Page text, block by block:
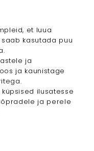
et luua
kasutada puu
ja
ja kaunistage
ilusatesse
ja perele